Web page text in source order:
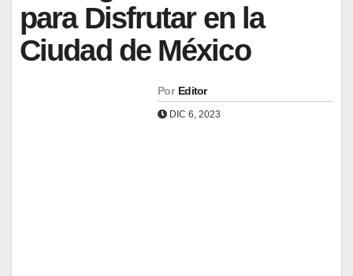
para Disfrutar en la
Ciudad de México
Por Editor
DIC 6, 2023